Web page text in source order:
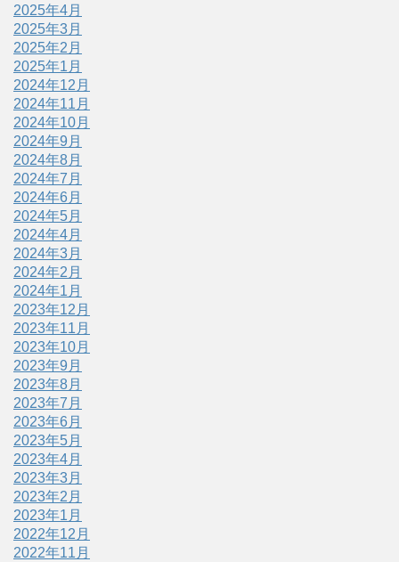
2025年4月
2025年3月
2025年2月
2025年1月
2024年12月
2024年11月
2024年10月
2024年9月
2024年8月
2024年7月
2024年6月
2024年5月
2024年4月
2024年3月
2024年2月
2024年1月
2023年12月
2023年11月
2023年10月
2023年9月
2023年8月
2023年7月
2023年6月
2023年5月
2023年4月
2023年3月
2023年2月
2023年1月
2022年12月
2022年11月